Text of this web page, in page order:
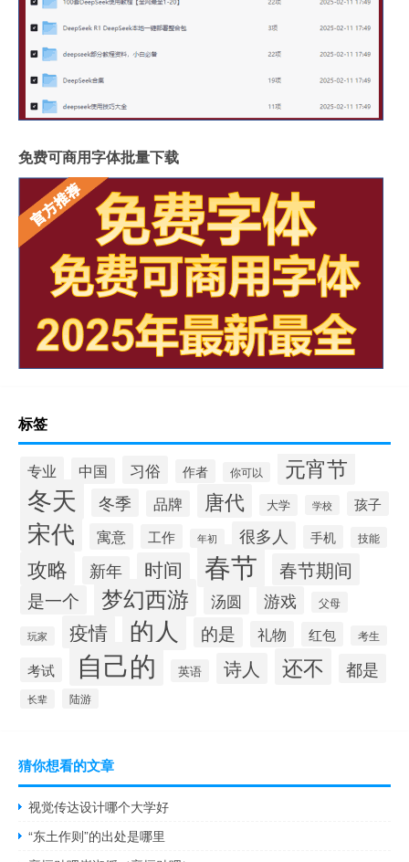
免费可商用字体批量下载
标签
专业 中国 习俗 作者 你可以 元宵节
冬天 冬季 品牌 唐代 大学 学校 孩子
宋代 寓意 工作 年初 很多人 手机 技能
攻略 新年 时间 春节 春节期间
是一个 梦幻西游 汤圆 游戏 父母
玩家 疫情 的人 的是 礼物 红包 考生
考试 自己的 英语 诗人 还不 都是
长辈 陆游
猜你想看的文章
视觉传达设计哪个大学好
“东土作则”的出处是哪里